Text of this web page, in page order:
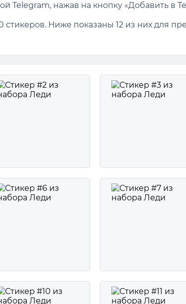
Telegram, нажав на кнопку «Добавить в
стикеров. Ниже показаны 12 из них для